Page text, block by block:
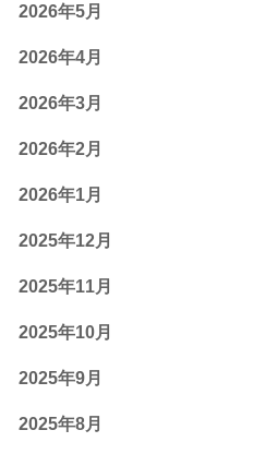
2026年5月
2026年4月
2026年3月
2026年2月
2026年1月
2025年12月
2025年11月
2025年10月
2025年9月
2025年8月